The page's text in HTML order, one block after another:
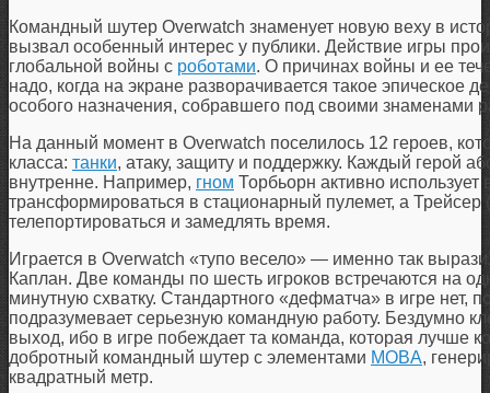
Командный шутер Overwatch знаменует новую веху в
вызвал особенный интерес у публики. Действие игры
глобальной войны с роботами. О причинах войны и ее
надо, когда на экране разворачивается такое эпическое
особого назначения, собравшего под своими знаменами
На данный момент в Overwatch поселилось 12 героев,
класса: танки, атаку, защиту и поддержку. Каждый герой
внутренне. Например, гном Торбьорн активно
трансформироваться в стационарный пулемет, а Трейсер
телепортироваться и замедлять время.
Играется в Overwatch «тупо весело» — именно так
Каплан. Две команды по шесть игроков встречаются на
минутную схватку. Стандартного «дефматча» в игре нет,
подразумевает серьезную командную работу. Бездумно
выход, ибо в игре побеждает та команда, которая лучше
добротный командный шутер с элементами MOBA,
квадратный метр.